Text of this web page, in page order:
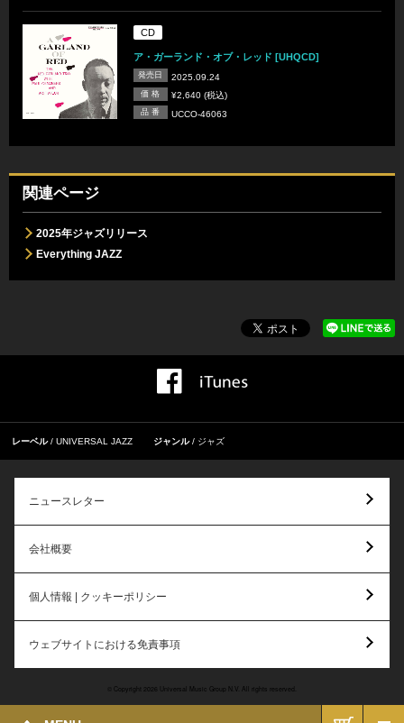
CD
ア・ガーランド・オブ・レッド [UHQCD]
発売日 2025.09.24
価 格 ¥2,640 (税込)
品 番 UCCO-46063
関連ページ
2025年ジャズリリース
Everything JAZZ
レーベル UNIVERSAL JAZZ ジャンル ジャズ
ニュースレター
会社概要
個人情報 | クッキーポリシー
ウェブサイトにおける免責事項
© Copyright 2026 Universal Music Group N.V. All rights reserved.